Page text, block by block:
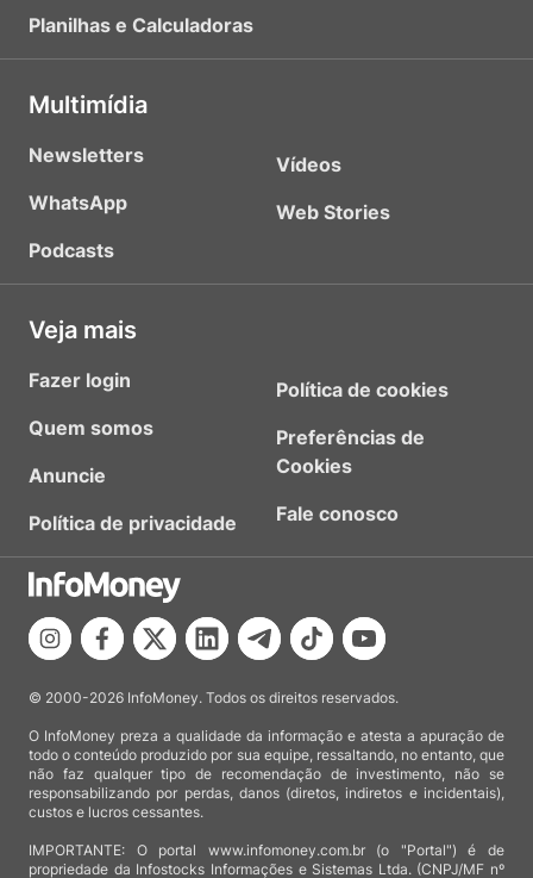
Planilhas e Calculadoras
Multimídia
Newsletters
WhatsApp
Podcasts
Vídeos
Web Stories
Veja mais
Fazer login
Quem somos
Anuncie
Política de privacidade
Política de cookies
Preferências de
Cookies
Fale conosco
© 2000-2026 InfoMoney. Todos os direitos reservados.
O InfoMoney preza a qualidade da informação e atesta a apuração de
todo o conteúdo produzido por sua equipe, ressaltando, no entanto, que
não faz qualquer tipo de recomendação de investimento, não se
responsabilizando por perdas, danos (diretos, indiretos e incidentais),
custos e lucros cessantes.
IMPORTANTE: O portal www.infomoney.com.br (o "Portal") é de
propriedade da Infostocks Informações e Sistemas Ltda. (CNPJ/MF nº